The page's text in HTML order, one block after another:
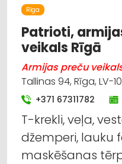
APĢĒRBI: RŪPNIECISKĀ
Rīga
Patrioti,
veikals Rīgā
Armijas preču
Tallinas 94, Rīga, LV-
+371 67311782
T-krekli, veļa,
džemperi, lauku
maskēšanas